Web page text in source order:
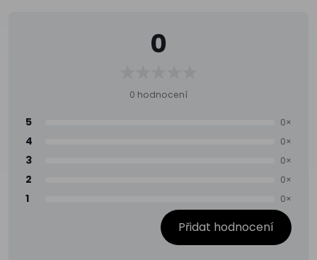
0
0 hodnocení
5 0×
4 0×
3 0×
2 0×
1 0×
Přidat hodnocení